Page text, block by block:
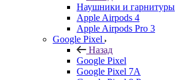
Наушники и гарнитуры
Apple Airpods 4
Apple Airpods Pro 3
Google Pixel
Назад
Google Pixel
Google Pixel 7А